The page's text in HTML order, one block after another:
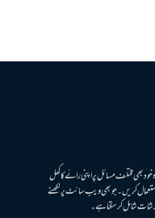
بھی مختلف مسائل پر اپنی رائے کا کھل
کریں۔ جو بھی ویب سائٹ پر لکھنے
شامل کرسکتا ہے۔